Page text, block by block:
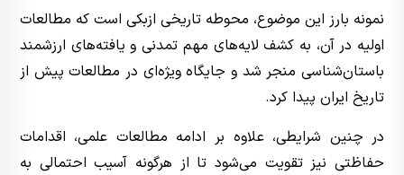
نمونه بارز این موضوع، محوطه تاریخی ازبکی است که مطالعات
اولیه در آن، به کشف لایه‌های مهم تمدنی و یافته‌های ارزشمند
باستان‌شناسی منجر شد و جایگاه ویژه‌ای در مطالعات پیش از
تاریخ ایران پیدا کرد.
در چنین شرایطی، علاوه بر ادامه مطالعات علمی، اقدامات
حفاظتی نیز تقویت می‌شود تا از هرگونه آسیب احتمالی به